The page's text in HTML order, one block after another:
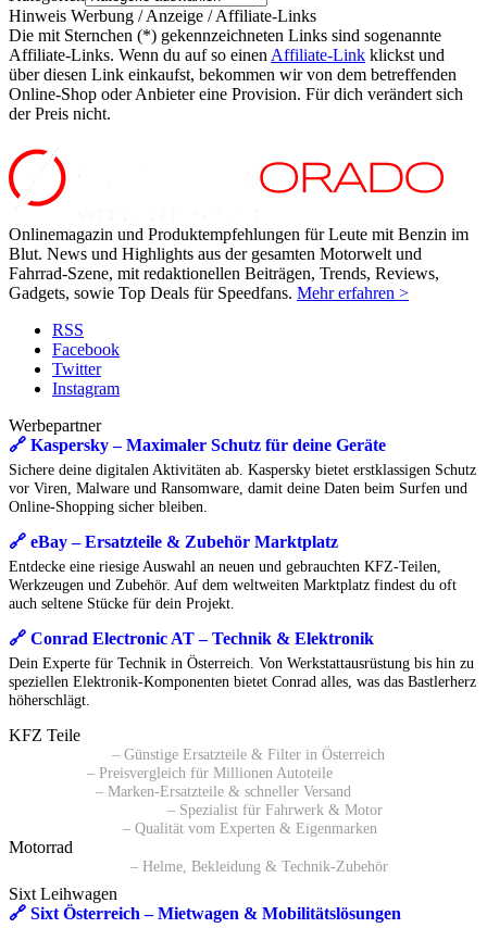
Hinweis Werbung / Anzeige / Affiliate-Links
Die mit Sternchen (*) gekennzeichneten Links sind sogenannte
Affiliate-Links. Wenn du auf so einen Affiliate-Link klickst und
über diesen Link einkaufst, bekommen wir von dem betreffenden
Online-Shop oder Anbieter eine Provision. Für dich verändert sich
der Preis nicht.
Onlinemagazin und Produktempfehlungen für Leute mit Benzin im
Blut. News und Highlights aus der gesamten Motorwelt und
Fahrrad-Szene, mit redaktionellen Beiträgen, Trends, Reviews,
Gadgets, sowie Top Deals für Speedfans. Mehr erfahren >
RSS
Facebook
Twitter
Instagram
Werbepartner
🔗 Kaspersky – Maximaler Schutz für deine Geräte
Sichere deine digitalen Aktivitäten ab. Kaspersky bietet erstklassigen Schutz
vor Viren, Malware und Ransomware, damit deine Daten beim Surfen und
Online-Shopping sicher bleiben.
🔗 eBay – Ersatzteile & Zubehör Marktplatz
Entdecke eine riesige Auswahl an neuen und gebrauchten KFZ-Teilen,
Werkzeugen und Zubehör. Auf dem weltweiten Marktplatz findest du oft
auch seltene Stücke für dein Projekt.
🔗 Conrad Electronic AT – Technik & Elektronik
Dein Experte für Technik in Österreich. Von Werkstattausrüstung bis hin zu
speziellen Elektronik-Komponenten bietet Conrad alles, was das Bastlerherz
höherschlägt.
KFZ Teile
– Günstige Ersatzteile & Filter in Österreich
– Preisvergleich für Millionen Autoteile
– Marken-Ersatzteile & schneller Versand
– Spezialist für Fahrwerk & Motor
– Qualität vom Experten & Eigenmarken
Motorrad
– Helme, Bekleidung & Technik-Zubehör
Sixt Leihwagen
🔗 Sixt Österreich – Mietwagen & Mobilitätslösungen